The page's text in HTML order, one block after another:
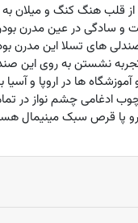
قلب هنگ کنگ و میلان به
و سادگی در عین مدرن
های تسلا این مدرن
نشستن به روی این
ها در اروپا و آسیا
چوب ادغامی چشم نواز در
پا قرص سبک مینیمال